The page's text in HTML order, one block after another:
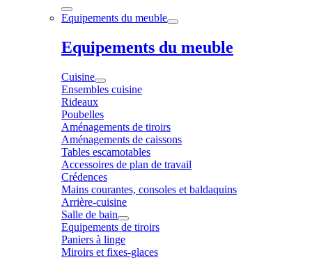
Equipements du meuble
Equipements du meuble
Cuisine
Ensembles cuisine
Rideaux
Poubelles
Aménagements de tiroirs
Aménagements de caissons
Tables escamotables
Accessoires de plan de travail
Crédences
Mains courantes, consoles et baldaquins
Arrière-cuisine
Salle de bain
Equipements de tiroirs
Paniers à linge
Miroirs et fixes-glaces